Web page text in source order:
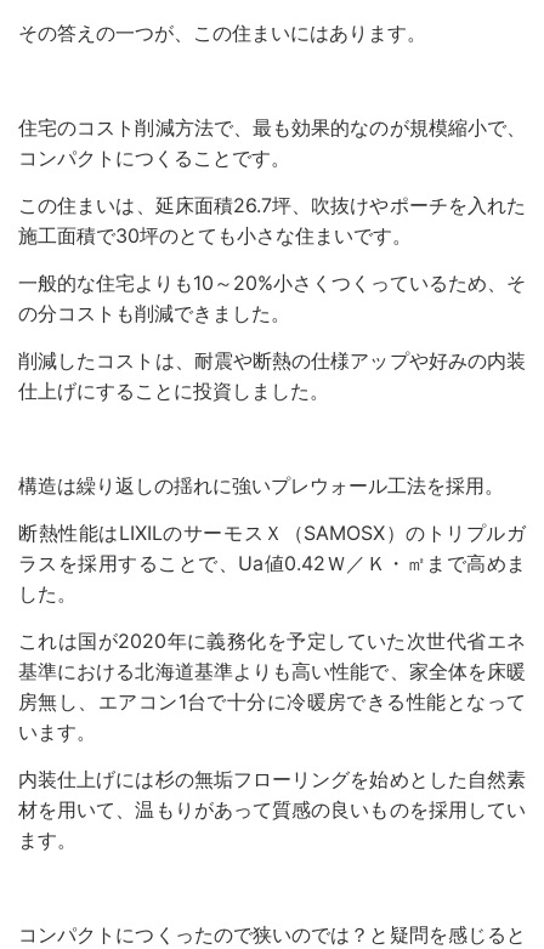
その答えの一つが、この住まいにはあります。
住宅のコスト削減方法で、最も効果的なのが規模縮小で、
コンパクトにつくることです。
この住まいは、延床面積26.7坪、吹抜けやポーチを入れた
施工面積で30坪のとても小さな住まいです。
一般的な住宅よりも10～20%小さくつくっているため、そ
の分コストも削減できました。
削減したコストは、耐震や断熱の仕様アップや好みの内装
仕上げにすることに投資しました。
構造は繰り返しの揺れに強いプレウォール工法を採用。
断熱性能はLIXILのサーモスＸ（SAMOSX）のトリプルガ
ラスを採用することで、Ua値0.42Ｗ／Ｋ・㎡まで高めま
した。
これは国が2020年に義務化を予定していた次世代省エネ
基準における北海道基準よりも高い性能で、家全体を床暖
房無し、エアコン1台で十分に冷暖房できる性能となって
います。
内装仕上げには杉の無垢フローリングを始めとした自然素
材を用いて、温もりがあって質感の良いものを採用してい
ます。
コンパクトにつくったので狭いのでは？と疑問を感じると